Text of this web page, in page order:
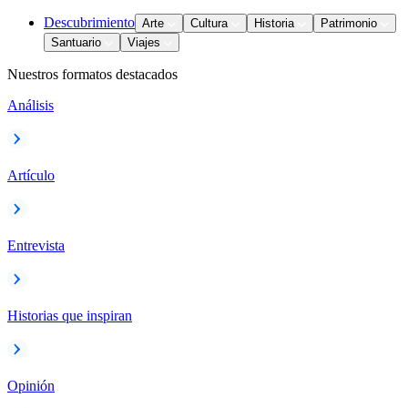
Descubrimiento Arte Cultura Historia
Patrimonio
Santuario
Viajes
Nuestros formatos destacados
Análisis
Artículo
Entrevista
Historias que inspiran
Opinión